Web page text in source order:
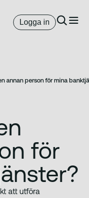
Logga in
annan person för mina
för
att utföra